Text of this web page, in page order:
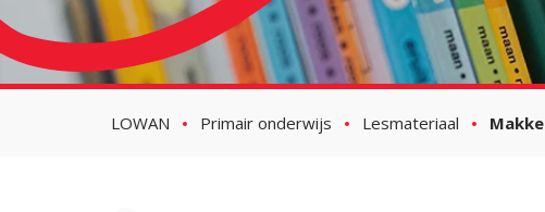
LOWAN Primair onderwijs Lesmateriaal